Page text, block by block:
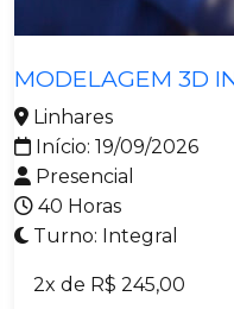
MODELAGEM 3D
Linhares
Início: 19/09/2026
Presencial
40 Horas
Turno: Integral
2x de R$ 245,00